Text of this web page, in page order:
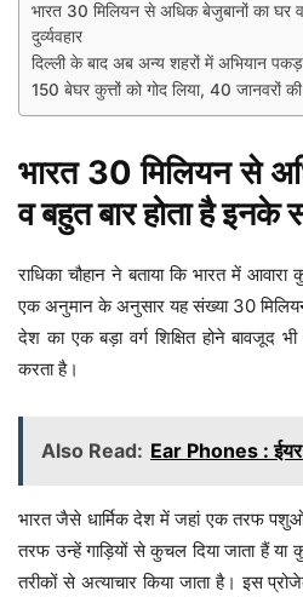
भारत 30 मिलियन से अधिक बेजुबानों का घर
दुर्व्यवहार
दिल्ली के बाद अब अन्य शहरों में अभियान
150 बेघर कुत्तों को गोद लिया, 40 जानवरों
भारत 30 मिलियन से
व बहुत बार होता है इनके
राधिका चौहान ने बताया कि भारत में
एक अनुमान के अनुसार यह संख्या 30
देश का एक बड़ा वर्ग शिक्षित होने बावजूद
करता है।
Also Read: Ear Phones : ईयर
भारत जैसे धार्मिक देश में जहां एक तरफ पशुओं
तरफ उन्हें गाड़ियों से कुचल दिया जाता हैं
तरीकों से अत्याचार किया जाता है। इस